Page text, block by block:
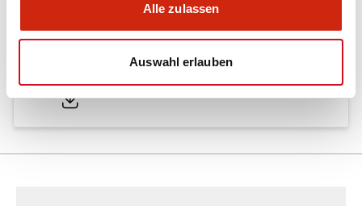
Alle zulassen
Auswahl erlauben